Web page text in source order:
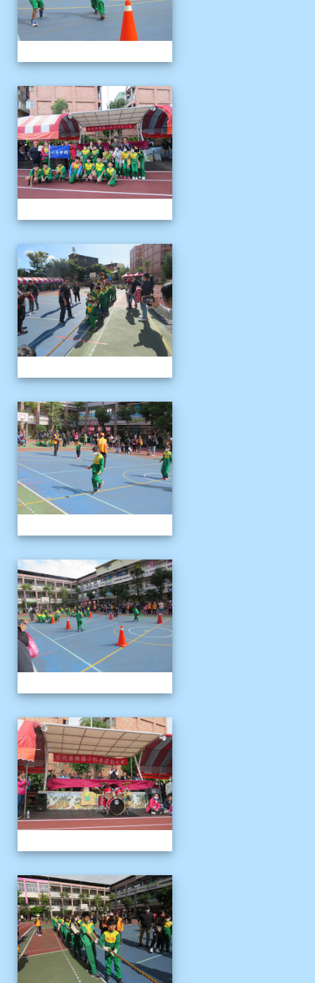
1121125運動會
1121125運動會
1121125運動會
1121125運動會
1121125運動會